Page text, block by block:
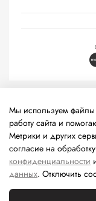
технологии
информации на
сведений,
«Интернет»,
Федерации).
Мы используем файлы
работу сайта и
Метрики и других
согласие на
конфиденциальности
данных. Отключить